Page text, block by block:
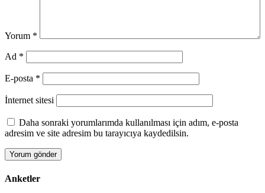
Yorum *
Ad *
E-posta *
İnternet sitesi
Daha sonraki yorumlarımda kullanılması için adım, e-posta
adresim ve site adresim bu tarayıcıya kaydedilsin.
Anketler